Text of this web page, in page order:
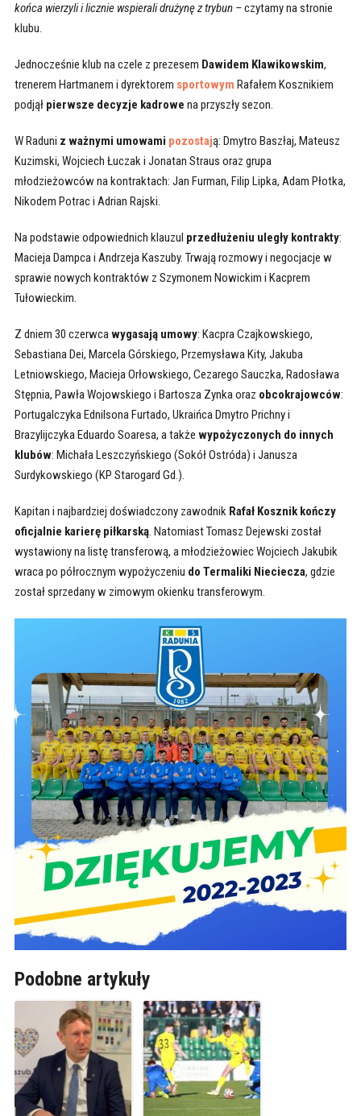
końca wierzyli i licznie wspierali drużynę z trybun –czytamy na stronie
klubu.
Jednocześnie klub na czele z prezesem Dawidem Klawikowskim,
trenerem Hartmanem i dyrektorem sportowym Rafałem Kosznikiem
podjął pierwsze decyzje kadrowe na przyszły sezon.
W Raduni z ważnymi umowami pozostają: Dmytro Baszłaj, Mateusz
Kuzimski, Wojciech Łuczak i Jonatan Straus oraz grupa
młodzieżowców na kontraktach: Jan Furman, Filip Lipka, Adam Płotka,
Nikodem Potrac i Adrian Rajski.
Na podstawie odpowiednich klauzul przedłużeniu uległy kontrakty:
Macieja Dampca i Andrzeja Kaszuby. Trwają rozmowy i negocjacje w
sprawie nowych kontraktów z Szymonem Nowickim i Kacprem
Tułowieckim.
Z dniem 30 czerwcawygasają umowy: Kacpra Czajkowskiego,
Sebastiana Dei, Marcela Górskiego, Przemysława Kity, Jakuba
Letniowskiego, Macieja Orłowskiego, Cezarego Sauczka, Radosława
Stępnia, Pawła Wojowskiego i Bartosza Zynka oraz obcokrajowców:
Portugalczyka Ednilsona Furtado, Ukraińca Dmytro Prichny i
Brazylijczyka Eduardo Soaresa, a także wypożyczonych do innych
klubów: Michała Leszczyńskiego (Sokół Ostróda) i Janusza
Surdykowskiego (KP Starogard Gd.).
Kapitan i najbardziej doświadczony zawodnik Rafał Kosznik kończy
oficjalnie karierę piłkarską. Natomiast Tomasz Dejewski został
wystawiony na listę transferową, a młodzieżowiec Wojciech Jakubik
wraca po półrocznym wypożyczeniu do Termaliki Nieciecza, gdzie
został sprzedany w zimowym okienku transferowym.
Podobne artykuły